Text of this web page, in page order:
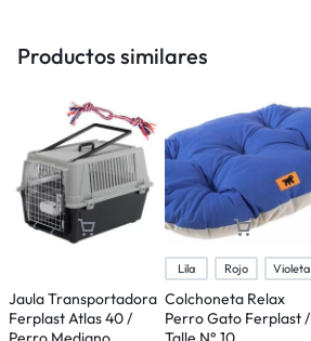
Productos similares
Jaula Transportadora
Ferplast Atlas 40 /
Lila Rojo Violeta
Colchoneta Relax
Perro Gato Ferplast /